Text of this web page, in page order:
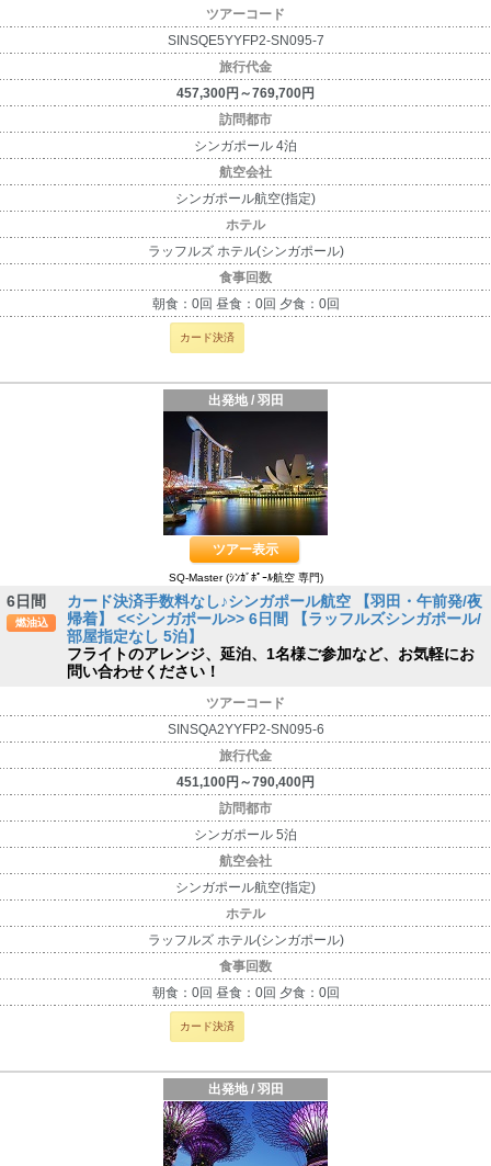
ツアーコード
SINSQE5YYFP2-SN095-7
旅行代金
457,300円～769,700円
訪問都市
シンガポール 4泊
航空会社
シンガポール航空(指定)
ホテル
ラッフルズ ホテル(シンガポール)
食事回数
朝食：0回 昼食：0回 夕食：0回
カード決済
出発地 / 羽田
ツアー表示
SQ-Master (ｼﾝｶﾞﾎﾟｰﾙ航空 専門)
6日間
燃油込
カード決済手数料なし♪シンガポール航空 【羽田・午前発/夜
帰着】 <<シンガポール>> 6日間 【ラッフルズシンガポール/
部屋指定なし 5泊】
フライトのアレンジ、延泊、1名様ご参加など、お気軽にお
問い合わせください！
ツアーコード
SINSQA2YYFP2-SN095-6
旅行代金
451,100円～790,400円
訪問都市
シンガポール 5泊
航空会社
シンガポール航空(指定)
ホテル
ラッフルズ ホテル(シンガポール)
食事回数
朝食：0回 昼食：0回 夕食：0回
カード決済
出発地 / 羽田